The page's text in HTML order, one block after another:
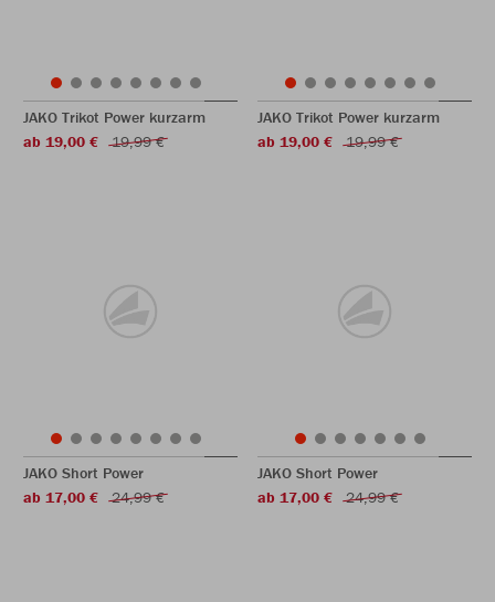
JAKO Trikot Power kurzarm
ab 19,00 €
19,99 €
JAKO Trikot Power kurzarm
ab 19,00 €
19,99 €
JAKO Short Power
ab 17,00 €
24,99 €
JAKO Short Power
ab 17,00 €
24,99 €